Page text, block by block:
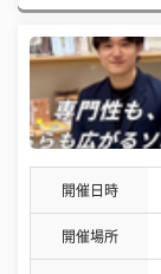
開催日時
開催場所